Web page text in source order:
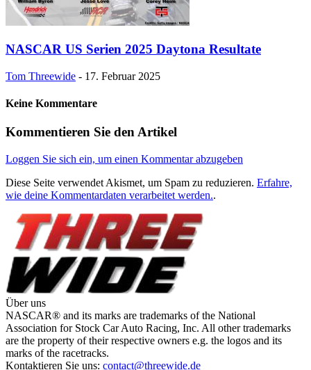
NASCAR US Serien 2025 Daytona Resultate
Tom Threewide - 17. Februar 2025
Keine Kommentare
Kommentieren Sie den Artikel
Loggen Sie sich ein, um einen Kommentar abzugeben
Diese Seite verwendet Akismet, um Spam zu reduzieren. Erfahre,
wie deine Kommentardaten verarbeitet werden..
Über uns
NASCAR® and its marks are trademarks of the National
Association for Stock Car Auto Racing, Inc. All other trademarks
are the property of their respective owners e.g. the logos and its
marks of the racetracks.
Kontaktieren Sie uns: contact@threewide.de